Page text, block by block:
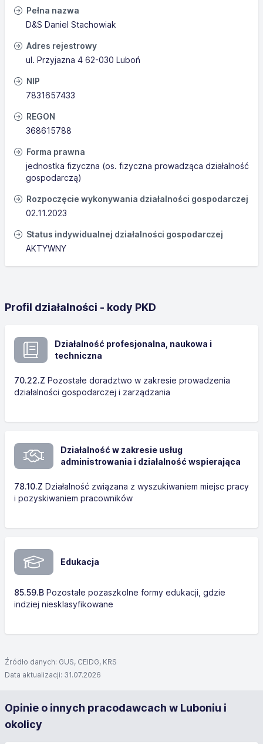
Pełna nazwa
D&S Daniel Stachowiak
Adres rejestrowy
ul. Przyjazna 4 62-030 Luboń
NIP
7831657433
REGON
368615788
Forma prawna
jednostka fizyczna (os. fizyczna prowadząca działalność
gospodarczą)
Rozpoczęcie wykonywania działalności gospodarczej
02.11.2023
Status indywidualnej działalności gospodarczej
AKTYWNY
Profil działalności - kody PKD
Działalność profesjonalna, naukowa i
techniczna
70.22.Z Pozostałe doradztwo w zakresie prowadzenia
działalności gospodarczej i zarządzania
Działalność w zakresie usług
administrowania i działalność wspierająca
78.10.Z Działalność związana z wyszukiwaniem miejsc pracy
i pozyskiwaniem pracowników
Edukacja
85.59.B Pozostałe pozaszkolne formy edukacji, gdzie
indziej niesklasyfikowane
Źródło danych: GUS, CEIDG, KRS
Data aktualizacji: 31.07.2026
Opinie o innych pracodawcach w Luboniu i
okolicy